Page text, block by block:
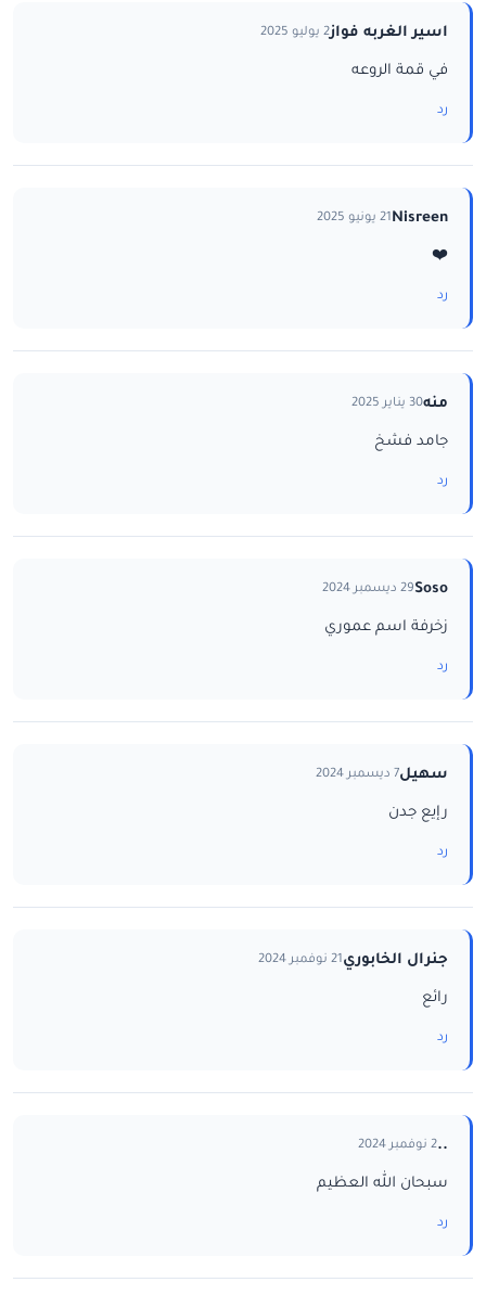
اسير الغربه فواز2 يوليو 2025
في قمة الروعه
رد
Nisreen21 يونيو 2025
❤️
رد
منه30 يناير 2025
جامد فشخ
رد
Soso29 ديسمبر 2024
زخرفة اسم عموري
رد
سهيل7 ديسمبر 2024
رإيع جدن
رد
جنرال الخابوري21 نوفمبر 2024
رائع
رد
..2 نوفمبر 2024
سبحان الله العظيم
رد